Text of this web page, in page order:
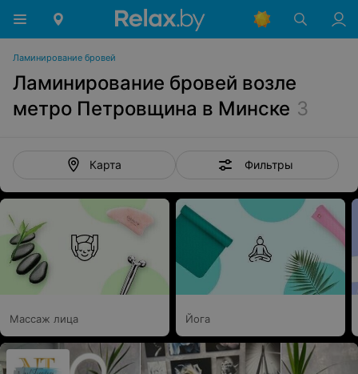
Ламинирование бровей
Ламинирование бровей возле
метро Петровщина в Минске 3
Карта Фильтры
Массаж лица Йога